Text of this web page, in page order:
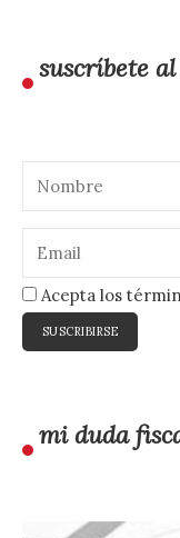
suscríbete al
Acepta los
mi duda